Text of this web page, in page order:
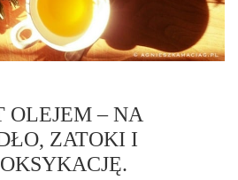
OLEJEM – NA
ZATOKI I